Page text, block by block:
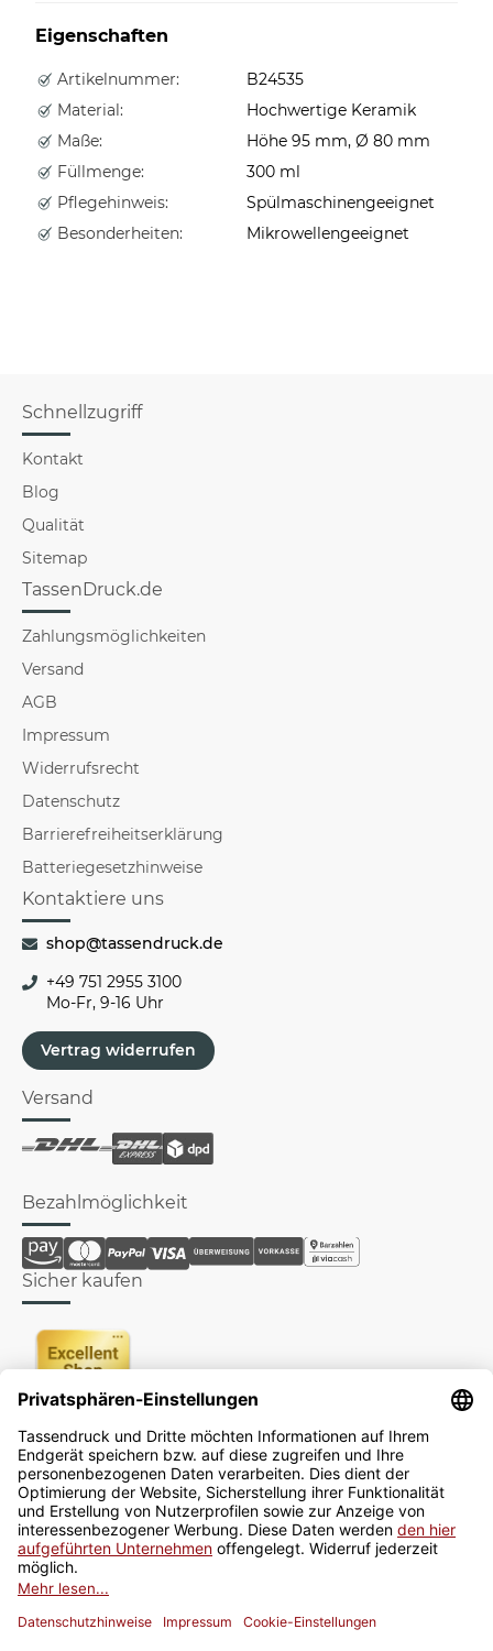
Eigenschaften
Artikelnummer:
B24535
Material:
Hochwertige Keramik
Maße:
Höhe 95 mm, Ø 80 mm
Füllmenge:
300 ml
Pflegehinweis:
Spülmaschinengeeignet
Besonderheiten:
Mikrowellengeeignet
Schnellzugriff
Kontakt
Blog
Qualität
Sitemap
TassenDruck.de
Zahlungsmöglichkeiten
Versand
AGB
Impressum
Widerrufsrecht
Datenschutz
Barrierefreiheitserklärung
Batteriegesetzhinweise
Kontaktiere uns
shop@tassendruck.de
+49 751 2955 3100
Mo-Fr, 9-16 Uhr
Vertrag widerrufen
Versand
Bezahlmöglichkeit
Sicher kaufen
Newsletter